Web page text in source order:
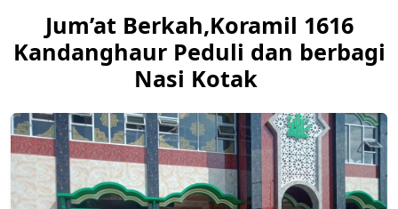
Jum’at Berkah,Koramil 1616
Kandanghaur Peduli dan berbagi
Nasi Kotak